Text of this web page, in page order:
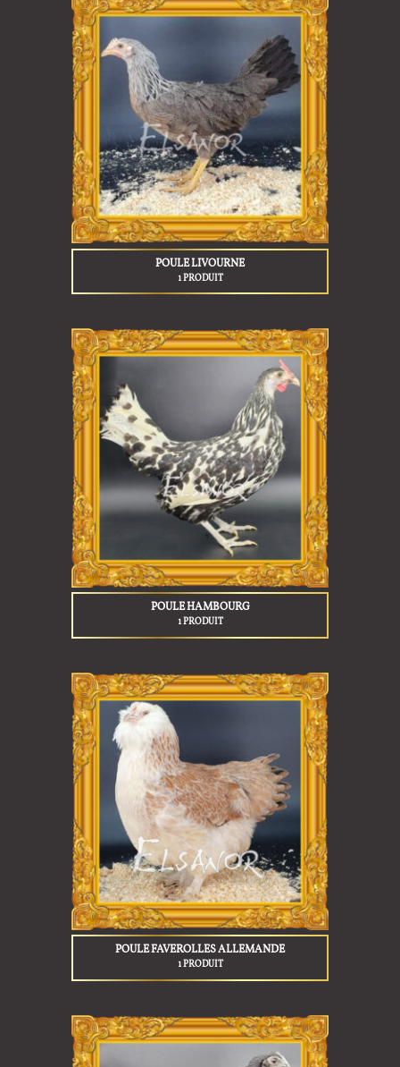
POULE LIVOURNE
1 PRODUIT
POULE HAMBOURG
1 PRODUIT
POULE FAVEROLLES ALLEMANDE
1 PRODUIT